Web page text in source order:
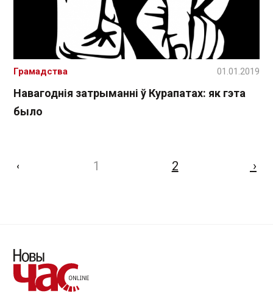
Навагоднія затрыманні ў Курапатах: як гэта
было
Грамадства 01.01.2019
‹ 1 2 ›